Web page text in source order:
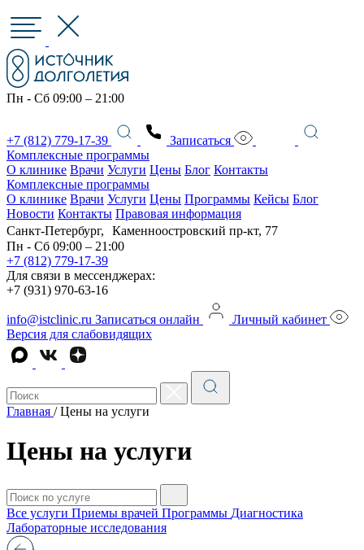
Пн - Сб 09:00 – 21:00
+7 (812) 779-17-39
Записаться
Комплексные программы
О клинике Врачи Услуги Цены Блог Контакты
Комплексные программы
О клинике Врачи Услуги Цены Программы Кейсы Блог
Новости Контакты Правовая информация
Санкт-Петербург, Каменноостровский пр-кт, 77
Пн - Сб 09:00 – 21:00
+7 (812) 779-17-39
Для связи в мессенджерах:
+7 (931) 970-63-16
info@istclinic.ru Записаться онлайн
Личный кабинет
Версия для слабовидящих
Главная / Цены на услуги
Цены на услуги
Все услуги Приемы врачей Программы Диагностика
Лабораторные исследования